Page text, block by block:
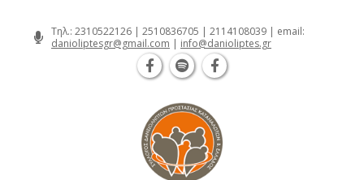
Τηλ.: 2310522126 | 2510836705 | 2114108039 | email:
danioliptesgr@gmail.com | info@danioliptes.gr